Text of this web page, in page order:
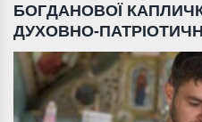
БОГДАНОВОЇ
ДУХОВНО-